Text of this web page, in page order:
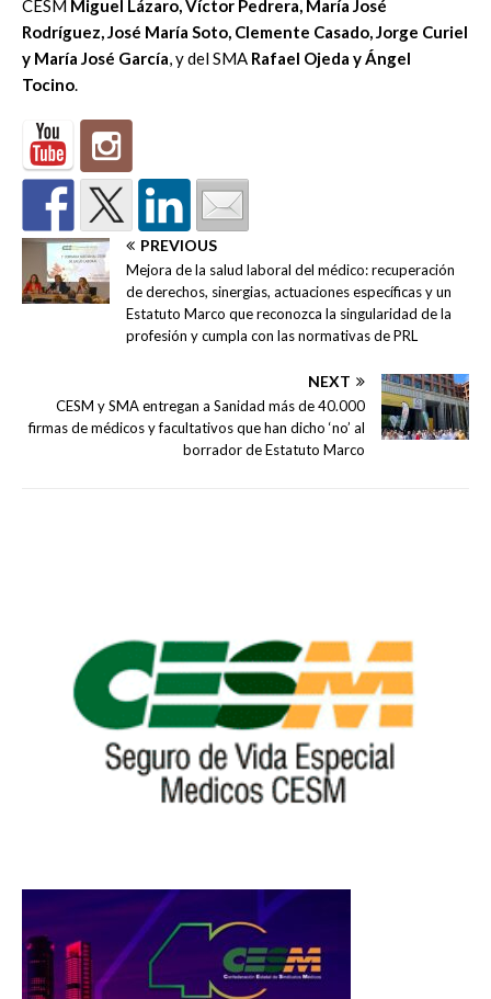
CESM Miguel Lázaro, Víctor Pedrera, María José
Rodríguez, José María Soto, Clemente Casado, Jorge Curiel
y María José García, y del SMA Rafael Ojeda y Ángel
Tocino.
PREVIOUS
Mejora de la salud laboral del médico: recuperación
de derechos, sinergias, actuaciones específicas y un
Estatuto Marco que reconozca la singularidad de la
profesión y cumpla con las normativas de PRL
NEXT
CESM y SMA entregan a Sanidad más de 40.000
firmas de médicos y facultativos que han dicho ‘no’ al
borrador de Estatuto Marco